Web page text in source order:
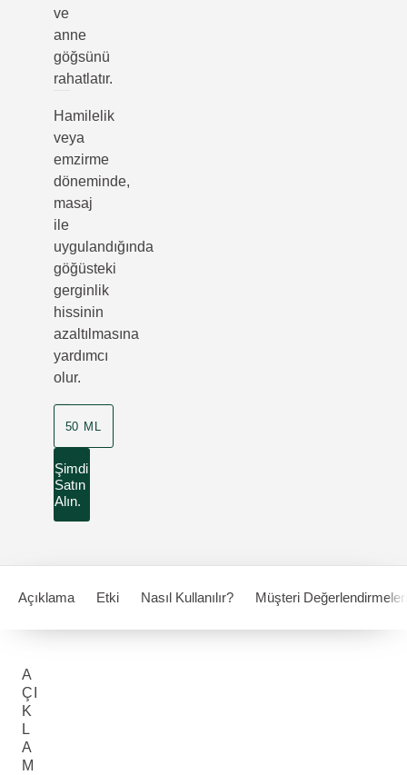
ve
anne
göğsünü
rahatlatır.
Hamilelik
veya
emzirme
döneminde,
masaj
ile
uygulandığında
göğüsteki
gerginlik
hissinin
azaltılmasına
yardımcı
olur.
50 ML
Şimdi
Satın
Alın.
Açıklama Etki Nasıl Kullanılır? Müşteri Değerlendirmeleri
A
ÇI
K
L
A
M